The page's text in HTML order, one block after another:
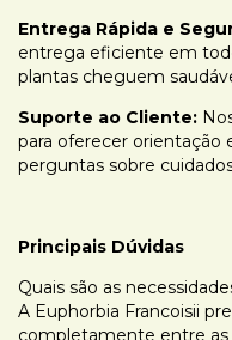
Entrega Rápida e
entrega eficiente em
plantas cheguem
Suporte ao Cliente:
para oferecer orientação
perguntas sobre
Principais Dúvidas
Quais são as
A Euphorbia Francoisii
completamente entre